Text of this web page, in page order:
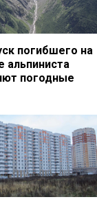
погибшего на
альпиниста
погодные